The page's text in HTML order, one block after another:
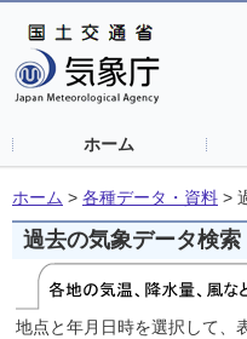
ホーム
ホーム > 各種データ・資料 >
過去の気象データ検索
地点と年月日時を選択して、